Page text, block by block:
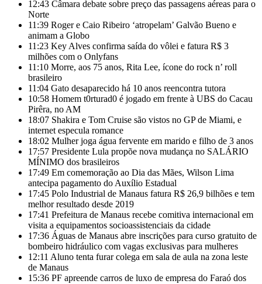
12:43 Câmara debate sobre preço das passagens aéreas para o
Norte
11:39 Roger e Caio Ribeiro ‘atropelam’ Galvão Bueno e
animam a Globo
11:23 Key Alves confirma saída do vôlei e fatura R$ 3
milhões com o Onlyfans
11:10 Morre, aos 75 anos, Rita Lee, ícone do rock n’ roll
brasileiro
11:04 Gato desaparecido há 10 anos reencontra tutora
10:58 Homem t0rturad0 é jogado em frente à UBS do Cacau
Pirêra, no AM
18:07 Shakira e Tom Cruise são vistos no GP de Miami, e
internet especula romance
18:02 Mulher joga água fervente em marido e filho de 3 anos
17:57 Presidente Lula propõe nova mudança no SALÁRIO
MÍNIMO dos brasileiros
17:49 Em comemoração ao Dia das Mães, Wilson Lima
antecipa pagamento do Auxílio Estadual
17:45 Polo Industrial de Manaus fatura R$ 26,9 bilhões e tem
melhor resultado desde 2019
17:41 Prefeitura de Manaus recebe comitiva internacional em
visita a equipamentos socioassistenciais da cidade
17:36 Águas de Manaus abre inscrições para curso gratuito de
bombeiro hidráulico com vagas exclusivas para mulheres
12:11 Aluno tenta furar colega em sala de aula na zona leste
de Manaus
15:36 PF apreende carros de luxo de empresa do Faraó dos